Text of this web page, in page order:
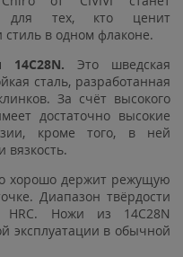
для тех, кто ценит
стиль в одном флаконе.
Это шведская
сталь, разработанная
За счёт высокого
достаточно высокие
кроме того, в ней
вязкость.
хорошо держит режущую
Диапазон твёрдости
Ножи из 14C28N
эксплуатации в обычной